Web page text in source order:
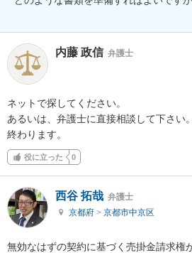
内藤 政信 弁護士
ネットで探してください。
あるいは、弁護士に直接相談して下さい。
終わります。
役に立った 0
西谷 拓哉 弁護士
京都府 > 京都市中京区
無効なはずの契約に基づく売掛金請求権